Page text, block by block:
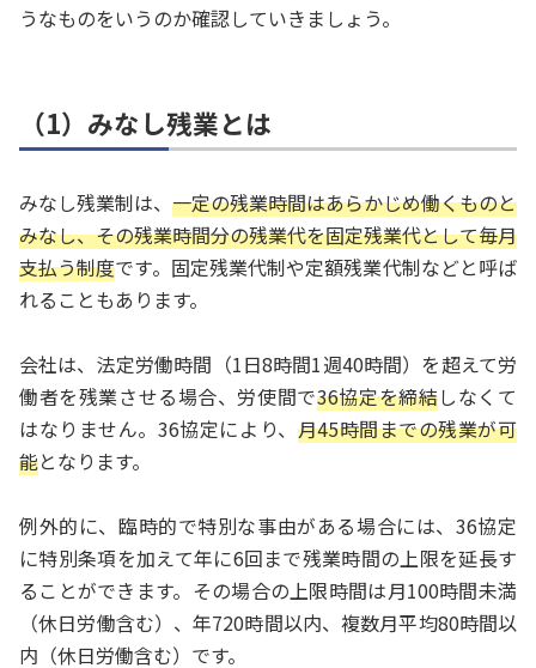
うなものをいうのか確認していきましょう。
（1）みなし残業とは
みなし残業制は、 一定の残業時間はあらかじめ働くものと
みなし、その残業時間分の残業代を固定残業代として毎月
支払う制度です。固定残業代制や定額残業代制などと呼ば
れることもあります。
会社は、法定労働時間（1日8時間1週40時間）を超えて労
働者を残業させる場合、労使間で36協定を締結しなくて
はなりません。36協定により、 月45時間までの残業が可
能となります。
例外的に、臨時的で特別な事由がある場合には、36協定
に特別条項を加えて年に6回まで残業時間の上限を延長す
ることができます。その場合の上限時間は月100時間未満
（休日労働含む）、年720時間以内、複数月平均80時間以
内（休日労働含む）です。